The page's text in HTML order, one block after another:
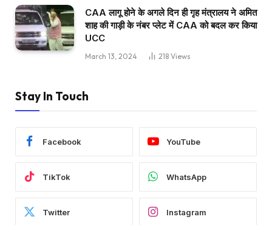
CAA लागू होने के अगले दिन ही गृह मंत्रालय ने अमित
शाह की गाड़ी के नंबर प्लेट में CAA को बदल कर किया
UCC
March 13, 2024 218 Views
Stay In Touch
Facebook YouTube
TikTok WhatsApp
Twitter Instagram